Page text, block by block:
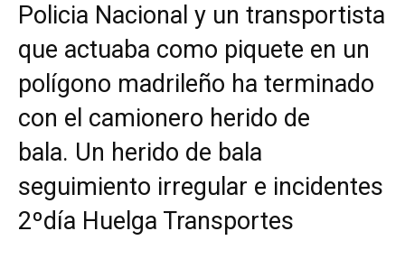
Policia Nacional y un transportista
que actuaba como piquete en un
polígono madrileño ha terminado
con el camionero herido de
bala. Un herido de bala
seguimiento irregular e incidentes
2ºdía Huelga Transportes